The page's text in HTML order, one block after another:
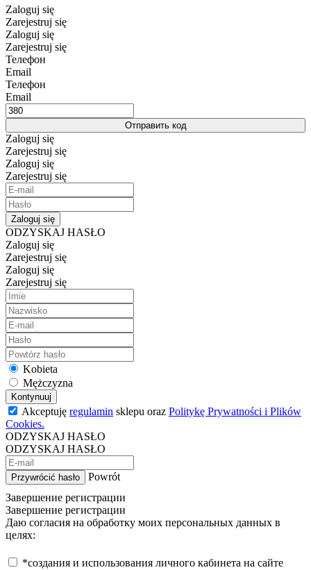
Zaloguj się
Zarejestruj się
Zaloguj się
Zarejestruj się
Телефон
Email
Телефон
Email
Отправить код
Zaloguj się
Zarejestruj się
Zaloguj się
Zarejestruj się
Zaloguj się
ODZYSKAJ HASŁO
Zaloguj się
Zarejestruj się
Zaloguj się
Zarejestruj się
Kobieta
Mężczyzna
Kontynuuj
Akceptuję regulamin sklepu oraz Politykę Prywatności i Plików
Cookies.
ODZYSKAJ HASŁO
ODZYSKAJ HASŁO
Przywrócić hasło
Powrót
Завершение регистрации
Завершение регистрации
Даю согласия на обработку моих персональных данных в
целях:
*создания и использования личного кабинета на сайте